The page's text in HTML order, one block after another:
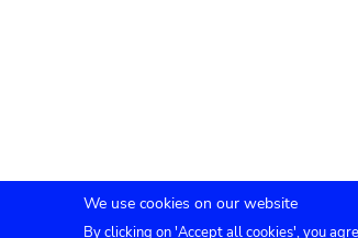
We use cookies on our website
By clicking on 'Accept all cookies', you